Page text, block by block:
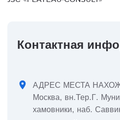
Контактная
location_on
АДРЕС МЕСТА
Москва, вн.Тер.Г.
хамовники, наб.